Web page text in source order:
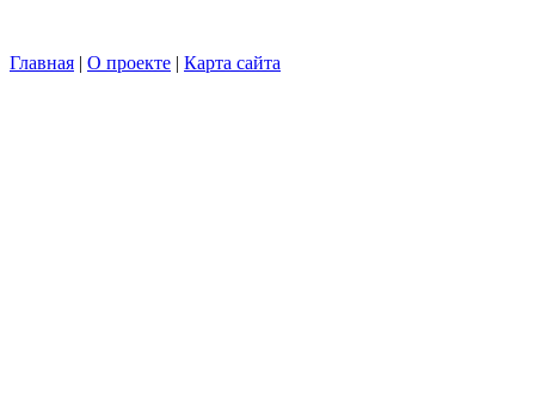
Главная | О проекте | Карта сайта